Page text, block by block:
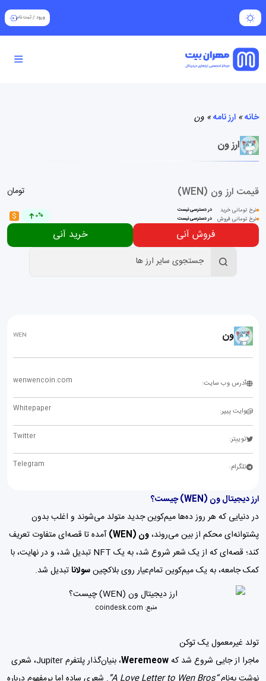
ورود /ثبت نام
خانه» ارز نامه» ون
ارز ون
قیمت ارز ون (WEN)
نرخ تومانی خرید در دسترسی نیست
نرخ تومانی فروش در دسترسی نیست
تومان
0%
$
فروش آنی خرید آنی
ون WEN
آدرس وب سایت: wenwencoin.com
وایت پیپر: Whitepaper
توییتر: Twitter
تلگرام: Telegram
ارز دیجیتال ون (WEN) چیست؟
در دنیایی که هر روز ده‌ها میم‌کوین جدید متولد می‌شوند و اغلب بدون
پشتوانه‌ای محکم از بین می‌روند،ون (WEN)
آمده تا قصه‌ای متفاوت تعریف
کند؛ قصه‌ای که از یک شعر شروع شد، به یک NFT تبدیل شد، و در نهایت، با
کمک جامعه، به یک میم‌کوین تمام‌عیار روی بلاکچینسولاناتبدیل شد.
منبع: coindesk.com
تولد غیرمعمول یک توکن
ماجرا از جایی شروع شد کهWeremeow
، بنیان‌گذار پلتفرم Jupiter، شعری